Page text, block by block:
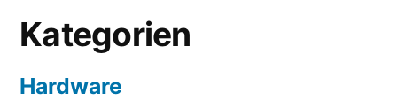
Kategorien
Hardware